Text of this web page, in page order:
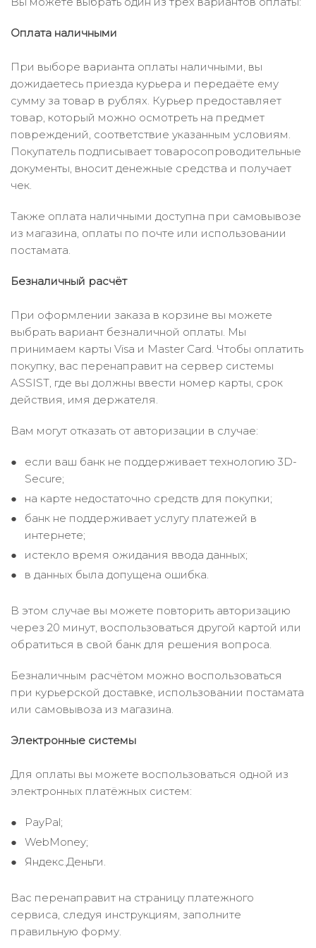
Оплата наличными
При выборе варианта оплаты наличными, вы
дожидаетесь приезда курьера и передаёте ему
сумму за товар в рублях. Курьер предоставляет
товар, который можно осмотреть на предмет
повреждений, соответствие указанным условиям.
Покупатель подписывает товаросопроводительные
документы, вносит денежные средства и получает
чек.
Также оплата наличными доступна при самовывозе
из магазина, оплаты по почте или использовании
постамата.
Безналичный расчёт
При оформлении заказа в корзине вы можете
выбрать вариант безналичной оплаты. Мы
принимаем карты Visa и Master Card. Чтобы оплатить
покупку, вас перенаправит на сервер системы
ASSIST, где вы должны ввести номер карты, срок
действия, имя держателя.
Вам могут отказать от авторизации в случае:
если ваш банк не поддерживает технологию 3D-
Secure;
на карте недостаточно средств для покупки;
банк не поддерживает услугу платежей в
интернете;
истекло время ожидания ввода данных;
в данных была допущена ошибка.
В этом случае вы можете повторить авторизацию
через 20 минут, воспользоваться другой картой или
обратиться в свой банк для решения вопроса.
Безналичным расчётом можно воспользоваться
при курьерской доставке, использовании постамата
или самовывоза из магазина.
Электронные системы
Для оплаты вы можете воспользоваться одной из
электронных платёжных систем:
PayPal;
WebMoney;
Яндекс.Деньги.
Вас перенаправит на страницу платежного
сервиса, следуя инструкциям, заполните
правильную форму.